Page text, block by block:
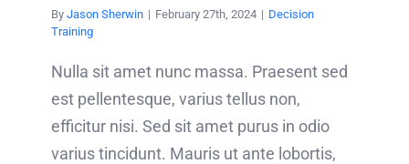
By Jason Sherwin | February 27th, 2024 | Decision
Training
Nulla sit amet nunc massa. Praesent sed
est pellentesque, varius tellus non,
efficitur nisi. Sed sit amet purus in odio
varius tincidunt. Mauris ut ante lobortis,